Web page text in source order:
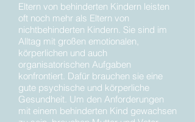
Eltern von behinderten Kindern leisten
oft noch mehr als Eltern von
nichtbehinderten Kindern. Sie sind im
Alltag mit großen emotionalen,
körperlichen und auch
organisatorischen Aufgaben
konfrontiert. Dafür brauchen sie eine
gute psychische und körperliche
Gesundheit. Um den Anforderungen
mit einem behinderten Kind gewachsen